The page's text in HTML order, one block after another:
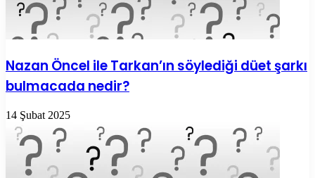
Nazan Öncel ile Tarkan’ın söylediği düet şarkı
bulmacada nedir?
14 Şubat 2025